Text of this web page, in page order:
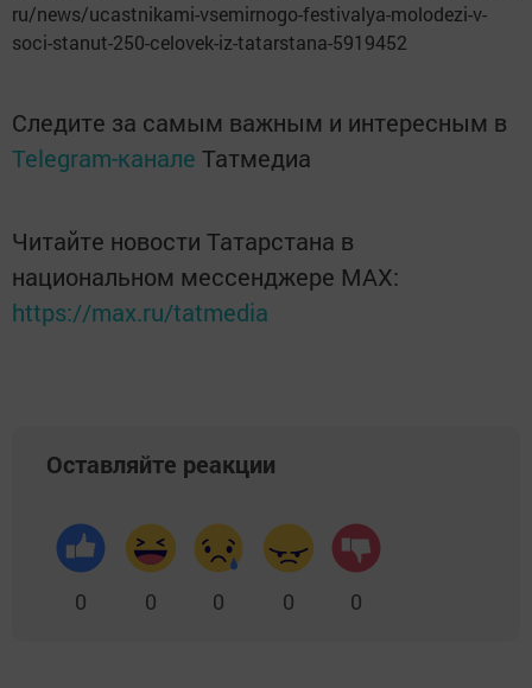
ru/news/ucastnikami-vsemirnogo-festivalya-molodezi-v-
soci-stanut-250-celovek-iz-tatarstana-5919452
Следите за самым важным и интересным в
Telegram-канале Татмедиа
Читайте новости Татарстана в
национальном мессенджере MАХ:
https://max.ru/tatmedia
Оставляйте реакции
0 0 0 0 0